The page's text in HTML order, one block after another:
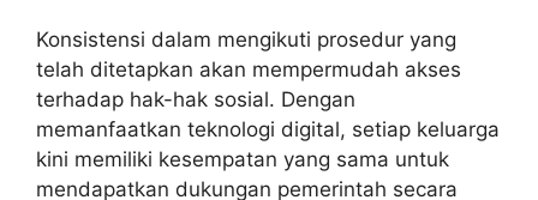
Konsistensi dalam mengikuti prosedur yang
telah ditetapkan akan mempermudah akses
terhadap hak-hak sosial. Dengan
memanfaatkan teknologi digital, setiap keluarga
kini memiliki kesempatan yang sama untuk
mendapatkan dukungan pemerintah secara